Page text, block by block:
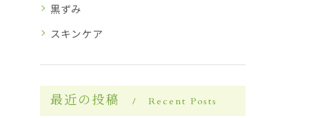
黒ずみ
スキンケア
最近の投稿 Recent Posts